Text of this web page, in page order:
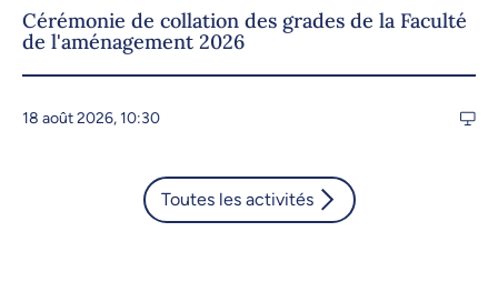
Cérémonie de collation des grades de la Faculté
de l'aménagement 2026
18 août 2026, 10:30
Toutes les activités